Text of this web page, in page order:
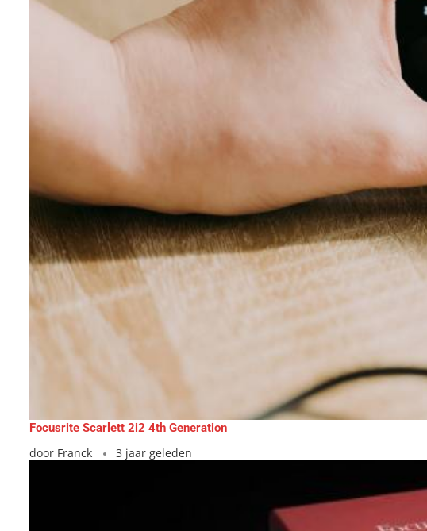
Focusrite Scarlett 2i2 4th Generation
door Franck 3 jaar geleden